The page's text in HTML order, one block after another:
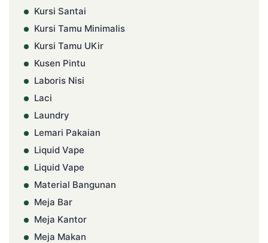
Kursi Santai
Kursi Tamu Minimalis
Kursi Tamu UKir
Kusen Pintu
Laboris Nisi
Laci
Laundry
Lemari Pakaian
Liquid Vape
Liquid Vape
Material Bangunan
Meja Bar
Meja Kantor
Meja Makan